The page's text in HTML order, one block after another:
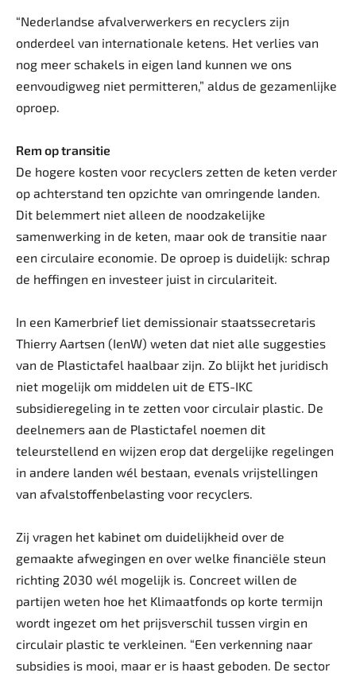
“Nederlandse afvalverwerkers en recyclers zijn
onderdeel van internationale ketens. Het verlies van
nog meer schakels in eigen land kunnen we ons
eenvoudigweg niet permitteren,” aldus de gezamenlijke
oproep.
Rem op transitie
De hogere kosten voor recyclers zetten de keten verder
op achterstand ten opzichte van omringende landen.
Dit belemmert niet alleen de noodzakelijke
samenwerking in de keten, maar ook de transitie naar
een circulaire economie. De oproep is duidelijk: schrap
de heffingen en investeer juist in circulariteit.
In een Kamerbrief liet demissionair staatssecretaris
Thierry Aartsen (IenW) weten dat niet alle suggesties
van de Plastictafel haalbaar zijn. Zo blijkt het juridisch
niet mogelijk om middelen uit de ETS-IKC
subsidieregeling in te zetten voor circulair plastic. De
deelnemers aan de Plastictafel noemen dit
teleurstellend en wijzen erop dat dergelijke regelingen
in andere landen wél bestaan, evenals vrijstellingen
van afvalstoffenbelasting voor recyclers.
Zij vragen het kabinet om duidelijkheid over de
gemaakte afwegingen en over welke financiële steun
richting 2030 wél mogelijk is. Concreet willen de
partijen weten hoe het Klimaatfonds op korte termijn
wordt ingezet om het prijsverschil tussen virgin en
circulair plastic te verkleinen. “Een verkenning naar
subsidies is mooi, maar er is haast geboden. De sector